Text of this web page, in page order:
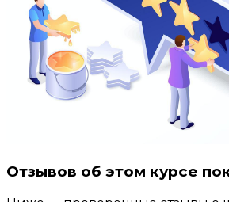
Отзывов об этом курсе